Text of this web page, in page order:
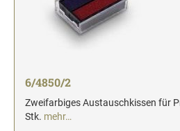
6/4850/2
Zweifarbiges Austauschkissen für
Stk. mehr…